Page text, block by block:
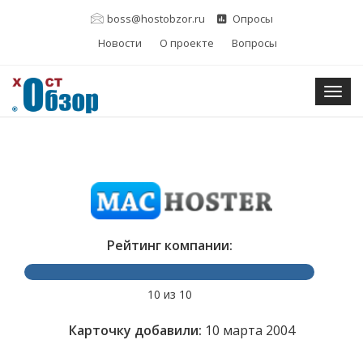
boss@hostobzor.ru
Опросы
Новости
О проекте Вопросы
Рейтинг компании:
10 из 10
Карточку добавили: 10 марта 2004